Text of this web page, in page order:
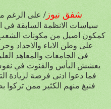
شفق نيوز / على الرغم
سياسات الانظمة السابقة في
كمكون اصيل من مكونات الشعب
على وطن الاباء والاجداد
في الجامعات والمعاهد
يعشش اليأس والقنوت في
فما دعوا ادنى فرصة لزيادة
فنبغ منهم الكثير ممن